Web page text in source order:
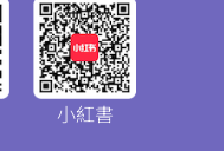
小紅書